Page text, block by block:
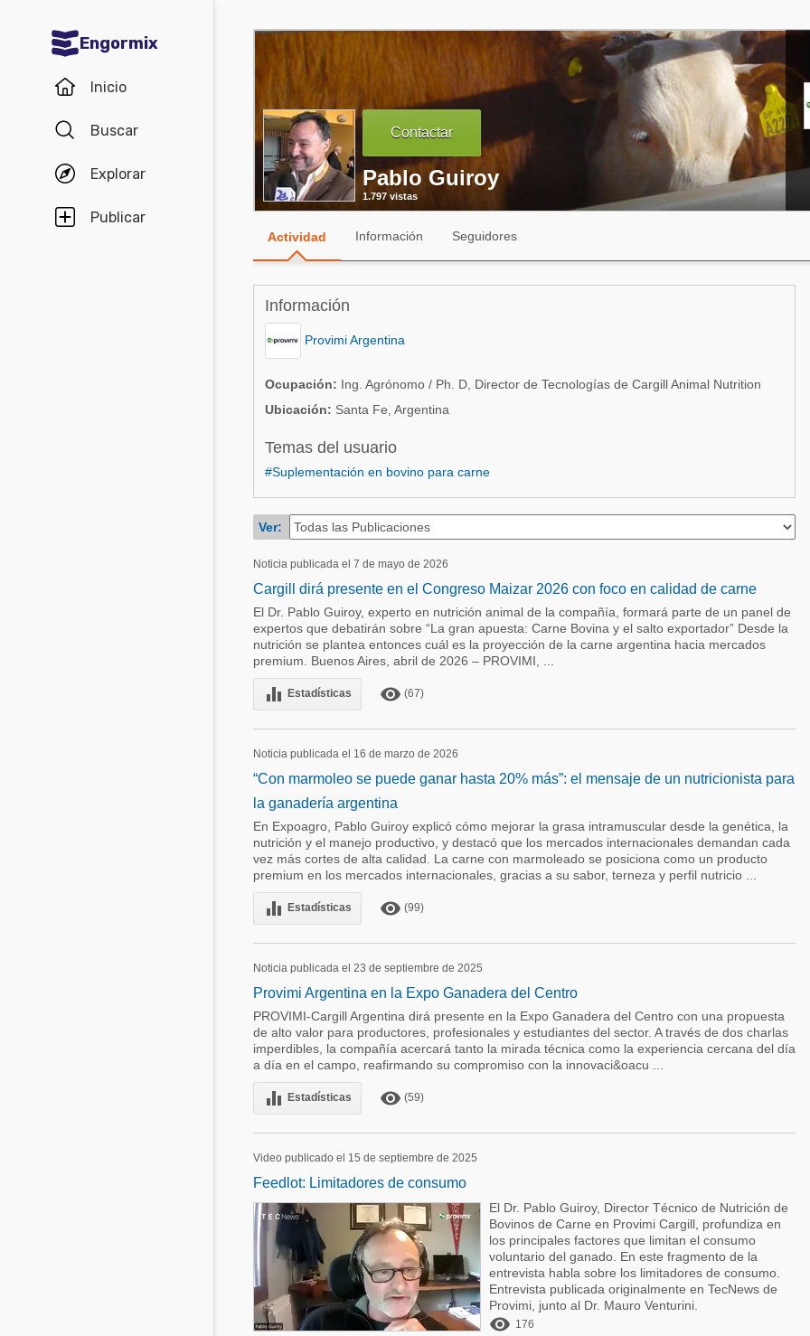
Engormix
Inicio
Buscar
Explorar
Publicar
Comunidades en español
Agricultura
Balanceados - Piensos
Avicultura
Ganadería
Porcicultura
Comunidades en inglés
Avicultura
Porcicultura
Lechería
Balanceados - Piensos
Comunidades en portugués
Micotoxinas
Avicultura
Porcicultura
Lechería
Contactar
Pablo Guiroy
1.797 vistas
Actividad Información Seguidores
Información
Provimi Argentina
Ocupación: Ing. Agrónomo / Ph. D, Director de Tecnologías de Cargill Animal Nutrition
Ubicación: Santa Fe, Argentina
Temas del usuario
#Suplementación en bovino para carne
Ver:
Noticia publicada el 7 de mayo de 2026
Cargill dirá presente en el Congreso Maizar 2026 con foco en calidad de carne
El Dr. Pablo Guiroy, experto en nutrición animal de la compañía, formará parte de un panel de
expertos que debatirán sobre “La gran apuesta: Carne Bovina y el salto exportador” Desde la
nutrición se plantea entonces cuál es la proyección de la carne argentina hacia mercados
premium. Buenos Aires, abril de 2026 – PROVIMI, ...
equalizer Estadísticas remove_red_eye (67)
Noticia publicada el 16 de marzo de 2026
“Con marmoleo se puede ganar hasta 20% más”: el mensaje de un nutricionista para
la ganadería argentina
En Expoagro, Pablo Guiroy explicó cómo mejorar la grasa intramuscular desde la genética, la
nutrición y el manejo productivo, y destacó que los mercados internacionales demandan cada
vez más cortes de alta calidad. La carne con marmoleado se posiciona como un producto
premium en los mercados internacionales, gracias a su sabor, terneza y perfil nutricio ...
equalizer Estadísticas remove_red_eye (99)
Noticia publicada el 23 de septiembre de 2025
Provimi Argentina en la Expo Ganadera del Centro
PROVIMI-Cargill Argentina dirá presente en la Expo Ganadera del Centro con una propuesta
de alto valor para productores, profesionales y estudiantes del sector. A través de dos charlas
imperdibles, la compañía acercará tanto la mirada técnica como la experiencia cercana del día
a día en el campo, reafirmando su compromiso con la innovaci&oacu ...
equalizer Estadísticas remove_red_eye (59)
Video publicado el 15 de septiembre de 2025
Feedlot: Limitadores de consumo
El Dr. Pablo Guiroy, Director Técnico de Nutrición de
Bovinos de Carne en Provimi Cargill, profundiza en
los principales factores que limitan el consumo
voluntario del ganado. En este fragmento de la
entrevista habla sobre los limitadores de consumo.
Entrevista publicada originalmente en TecNews de
Provimi, junto al Dr. Mauro Venturini.
 176